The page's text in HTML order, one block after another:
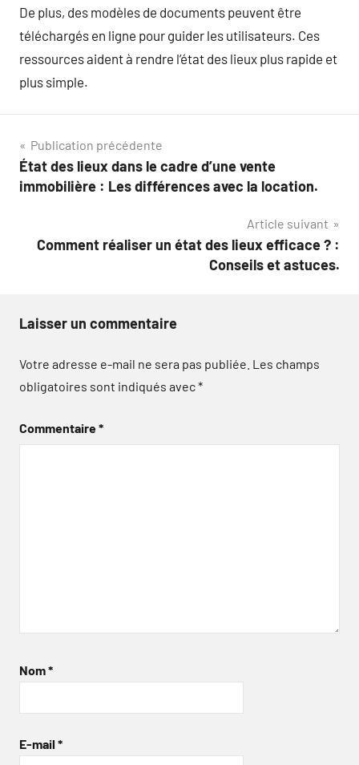
De plus, des modèles de documents peuvent être
téléchargés en ligne pour guider les utilisateurs. Ces
ressources aident à rendre l’état des lieux plus rapide et
plus simple.
Navigation
de
Publication précédente
État des lieux dans le cadre d’une vente
immobilière : Les différences avec la location.
Article suivant
Comment réaliser un état des lieux efficace ? :
Conseils et astuces.
Laisser un commentaire
Votre adresse e-mail ne sera pas publiée. Les champs
obligatoires sont indiqués avec*
Commentaire*
Nom*
E-mail *